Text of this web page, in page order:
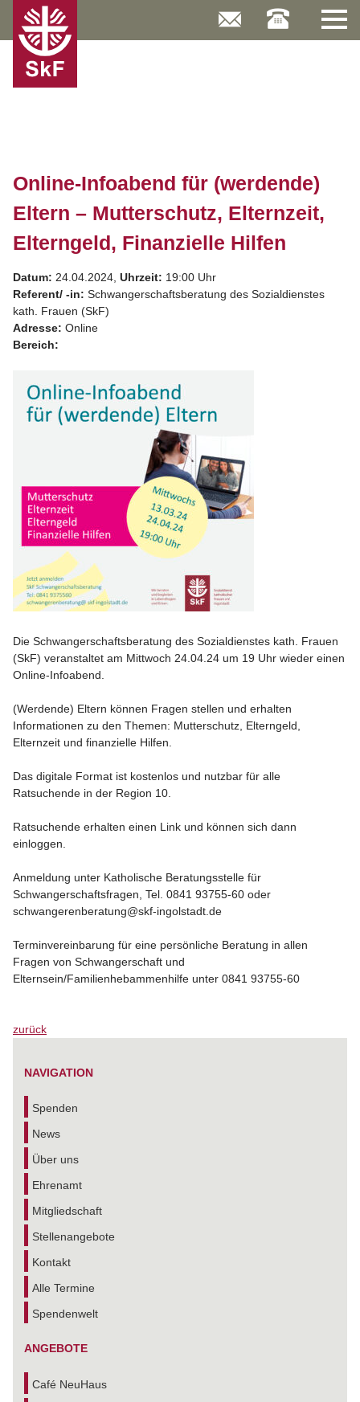
content
Online-Infoabend für (werdende)
Eltern – Mutterschutz, Elternzeit,
Elterngeld, Finanzielle Hilfen
Datum: 24.04.2024, Uhrzeit: 19:00 Uhr
Referent/ -in: Schwangerschaftsberatung des Sozialdienstes
kath. Frauen (SkF)
Adresse: Online
Bereich:
Die Schwangerschaftsberatung des Sozialdienstes kath. Frauen
(SkF) veranstaltet am Mittwoch 24.04.24 um 19 Uhr wieder einen
Online-Infoabend.
(Werdende) Eltern können Fragen stellen und erhalten
Informationen zu den Themen: Mutterschutz, Elterngeld,
Elternzeit und finanzielle Hilfen.
Das digitale Format ist kostenlos und nutzbar für alle
Ratsuchende in der Region 10.
Ratsuchende erhalten einen Link und können sich dann
einloggen.
Anmeldung unter Katholische Beratungsstelle für
Schwangerschaftsfragen, Tel. 0841 93755-60 oder
schwangerenberatung@skf-ingolstadt.de
Terminvereinbarung für eine persönliche Beratung in allen
Fragen von Schwangerschaft und
Elternsein/Familienhebammenhilfe unter 0841 93755-60
zurück
NAVIGATION
Spenden
News
Über uns
Ehrenamt
Mitgliedschaft
Stellenangebote
Kontakt
Alle Termine
Spendenwelt
ANGEBOTE
Café NeuHaus